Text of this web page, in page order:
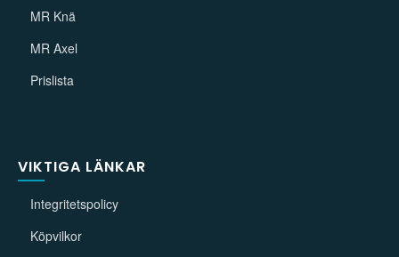
MR Knä
MR Axel
Prislista
VIKTIGA LÄNKAR
Integritetspolicy
Köpvilkor